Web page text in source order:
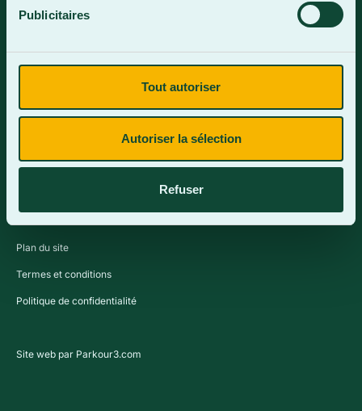
Publicitaires
Tout autoriser
Autoriser la sélection
Refuser
Plan du site
Termes et conditions
Politique de confidentialité
Site web par Parkour3.com